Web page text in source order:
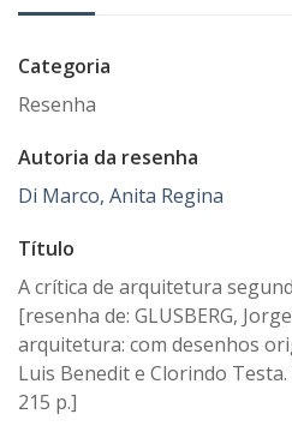
Categoria
Resenha
Autoria da resenha
Di Marco, Anita Regina
Título
A crítica de arquitetura
[resenha de: GLUSBERG,
arquitetura: com desenhos
Luis Benedit e Clorindo
215 p.]